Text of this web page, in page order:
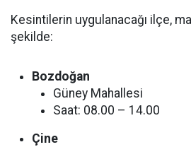
Kesintilerin uygulanacağı ilçe,
şekilde:
Bozdoğan
Güney Mahallesi
Saat: 08.00 – 14.00
Çine